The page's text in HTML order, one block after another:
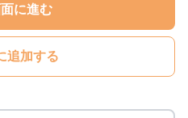
に進む
追加する